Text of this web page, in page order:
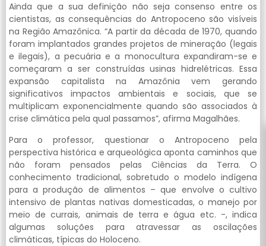
Ainda que a sua definição não seja consenso entre os
cientistas, as consequências do Antropoceno são visíveis
na Região Amazônica. “A partir da década de 1970, quando
foram implantados grandes projetos de mineração (legais
e ilegais), a pecuária e a monocultura expandiram-se e
começaram a ser construídas usinas hidrelétricas. Essa
expansão capitalista na Amazônia vem gerando
significativos impactos ambientais e sociais, que se
multiplicam exponencialmente quando são associados à
crise climática pela qual passamos”, afirma Magalhães.
Para o professor, questionar o Antropoceno pela
perspectiva histórica e arqueológica aponta caminhos que
não foram pensados pelas Ciências da Terra. O
conhecimento tradicional, sobretudo o modelo indígena
para a produção de alimentos – que envolve o cultivo
intensivo de plantas nativas domesticadas, o manejo por
meio de currais, animais de terra e água etc. -, indica
algumas soluções para atravessar as oscilações
climáticas, típicas do Holoceno.